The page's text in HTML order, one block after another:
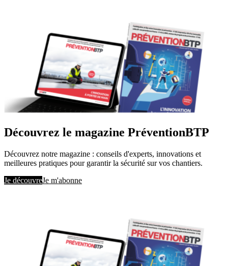
Découvrez le magazine PréventionBTP
Découvrez notre magazine : conseils d'experts, innovations et
meilleures pratiques pour garantir la sécurité sur vos chantiers.
Je découvreJe m'abonne